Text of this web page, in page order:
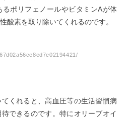
ポリフェノールやビタミンAが体
酸素を取り除いてくれるのです。
くれると、高血圧等の生活習慣病
できるのです。特にオリーブオイ